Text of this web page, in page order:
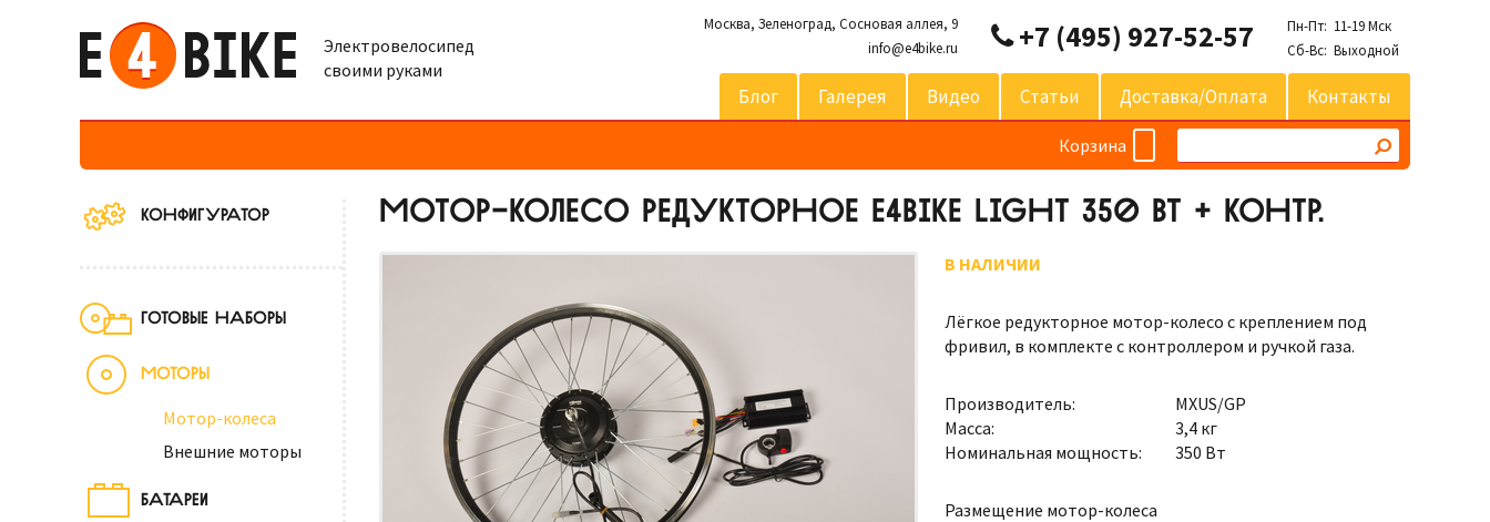
Электровелосипед
своими руками
Москва, Зеленоград, Сосновая аллея, 9
info@e4bike.ru
+7 (495) 927-52-57
Пн-Пт: 11-19 Мск
Сб-Вс: Выходной
Блог Галерея Видео Статьи Доставка/оплата Контакты
Корзина
КОНФИГУРАТОР
ГОТОВЫЕ НАБОРЫ
МОТОРЫ
Мотор-колеса
Внешние моторы
БАТАРЕИ
МОТОР-КОЛЕСО РЕДУКТОРНОЕ E4BIKE LIGHT 350 ВТ + КОНТР.
В НАЛИЧИИ
Лёгкое редукторное мотор-колесо с креплением под
фривил, в комплекте с контроллером и ручкой газа.
Производитель:
MXUS/GP
Масса:
3,4 кг
Номинальная мощность:
350 Вт
Размещение мотор-колеса